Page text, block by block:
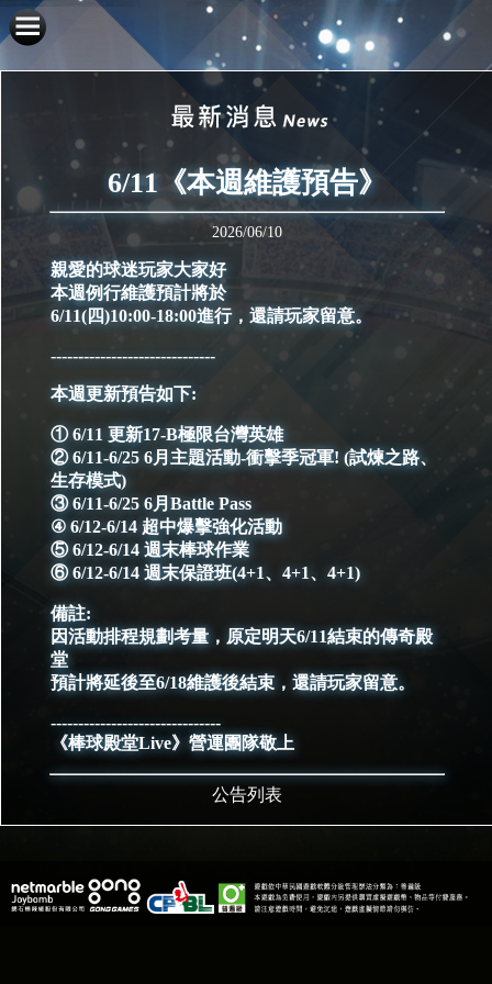
6/11《本週維護預告》
2026/06/10
親愛的球迷玩家大家好
本週例行維護預計將於
6/11(四)10:00-18:00進行，還請玩家留意。
------------------------------
本週更新預告如下:
① 6/11 更新17-B極限台灣英雄
② 6/11-6/25 6月主題活動-衝擊季冠軍! (試煉之路、
生存模式)
③ 6/11-6/25 6月Battle Pass
④ 6/12-6/14 超中爆擊強化活動
⑤ 6/12-6/14 週末棒球作業
⑥ 6/12-6/14 週末保證班(4+1、4+1、4+1)
備註:
因活動排程規劃考量，原定明天6/11結束的傳奇殿
堂
預計將延後至6/18維護後結束，還請玩家留意。
-------------------------------
《棒球殿堂Live》營運團隊敬上
公告列表